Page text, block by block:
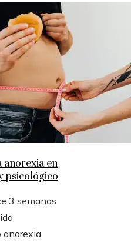
anorexia en
psicológico
3 semanas
anorexia